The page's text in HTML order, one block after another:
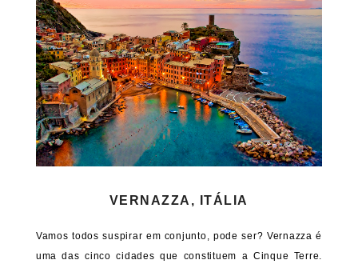
VERNAZZA, ITÁLIA
Vamos todos suspirar em conjunto, pode ser? Vernazza é
uma das cinco cidades que constituem a Cinque Terre.